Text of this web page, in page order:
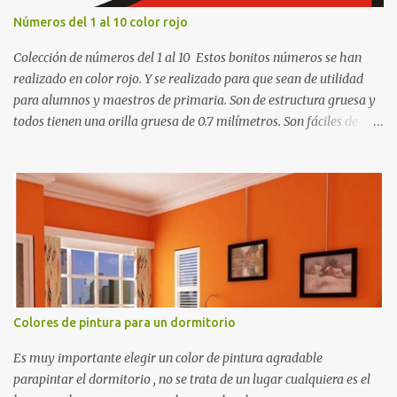
Números del 1 al 10 color rojo
Colección de números del 1 al 10 Estos bonitos números se han
realizado en color rojo. Y se realizado para que sean de utilidad
para alumnos y maestros de primaria. Son de estructura gruesa y
todos tienen una orilla gruesa de 0.7 milímetros. Son fáciles de
matemáticos, para decorar los cumpleaños de los niños, entre
otras cosas.
Colores de pintura para un dormitorio
Es muy importante elegir un color de pintura agradable
parapintar el dormitorio , no se trata de un lugar cualquiera es el